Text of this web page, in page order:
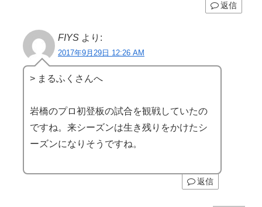
返信
FIYS より:
2017年9月29日 12:26 AM
> まるふくさんへ
岩橋のプロ初登板の試合を観戦していたの
ですね。来シーズンは生き残りをかけたシ
ーズンになりそうですね。
返信